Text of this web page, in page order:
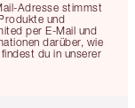
Adresse stimmst
und
per E-Mail und
darüber, wie
du in unserer